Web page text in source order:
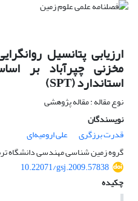
ارزیابی پتانسیل
مخزنی چپرآباد بر
استاندارد (SPT)
نوع مقاله : مقاله پژوهشی
نویسندگان
قدرت برزگری
علی ارومیه‌ای
گروه زمین شناسی مهندسی دانشگاه
10.22071/gsj.2009.57838
چکیده